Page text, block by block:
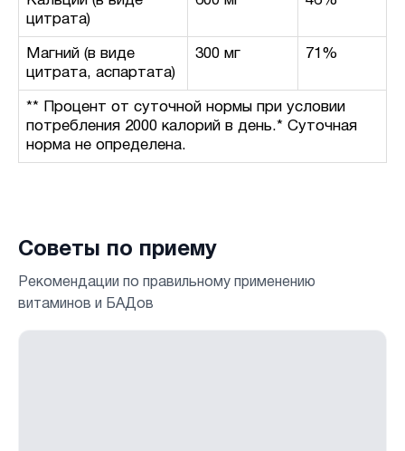
цитрата)
Магний (в виде
цитрата, аспартата)
300 мг 71%
** Процент от суточной нормы при условии
потребления 2000 калорий в день.* Суточная
норма не определена.
Советы по приему
Рекомендации по правильному применению
витаминов и БАДов